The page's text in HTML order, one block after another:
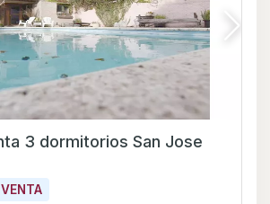
Casa en venta 3 dormitorios San Jose
VENTA